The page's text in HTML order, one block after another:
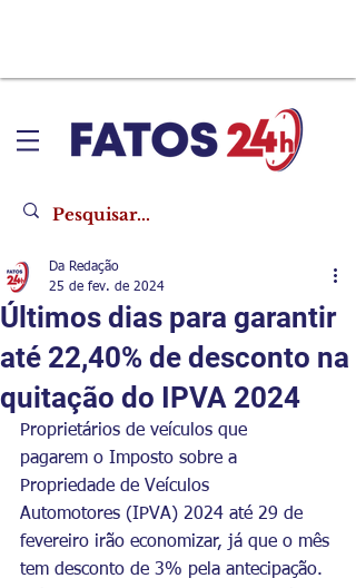
Últimos dias para garantir
até 22,40% de desconto na
quitação do IPVA 2024
Da Redação
25 de fev. de 2024
Proprietários de veículos que
pagarem o Imposto sobre a
Propriedade de Veículos
Automotores (IPVA) 2024 até 29 de
fevereiro irão economizar, já que o mês
tem desconto de 3% pela antecipação.